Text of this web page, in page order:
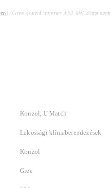
/Gree konzol inverter 3,52 kW klíma szett
Konzol, U Match
Lakossági klímaberendezések
Konzol
Gree